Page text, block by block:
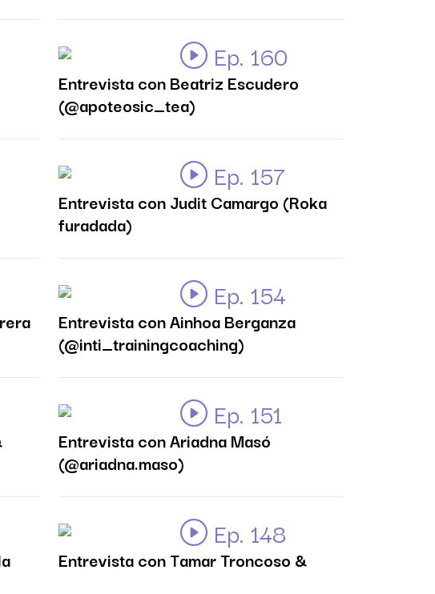
Ep. 160
Entrevista con Beatriz Escudero
(@apoteosic_tea)
Ep. 157
Entrevista con Judit Camargo (Roka
furadada)
Ep. 154
Entrevista con Ainhoa Berganza
(@inti_trainingcoaching)
Ep. 151
Entrevista con Ariadna Masó
(@ariadna.maso)
Ep. 148
Entrevista con Tamar Troncoso &